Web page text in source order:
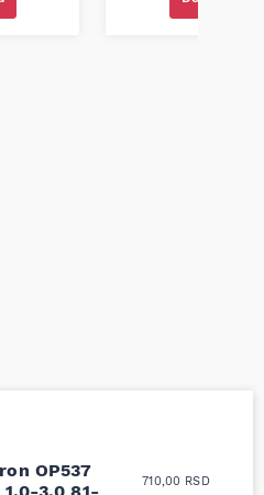
OP537
710,00 RSD
Odlična usluga i
ljubazni prodavci.